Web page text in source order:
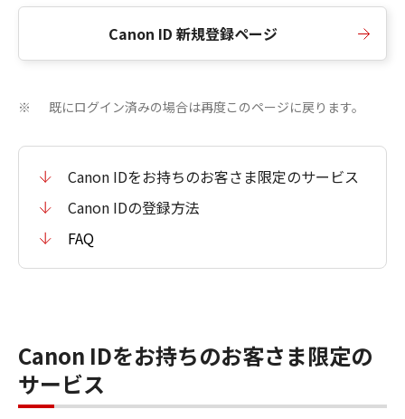
Canon ID 新規登録ページ
※ 既にログイン済みの場合は再度このページに戻ります。
Canon IDをお持ちのお客さま限定のサービス
Canon IDの登録方法
FAQ
Canon IDをお持ちのお客さま限定の
サービス